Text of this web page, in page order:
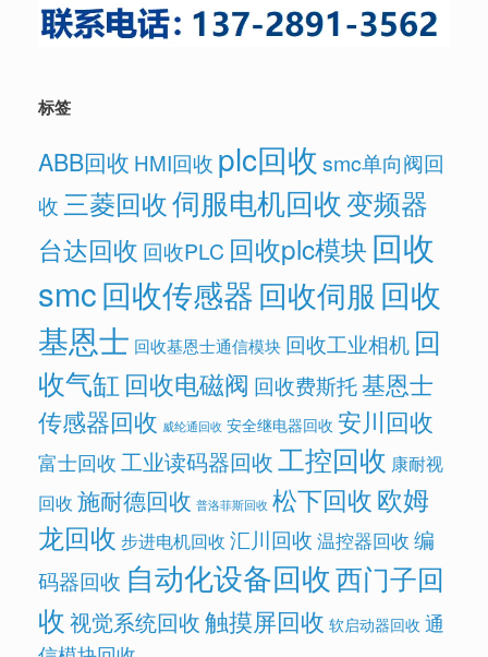
标签
ABB回收 HMI回收 plc回收 smc单向阀回
收三菱回收伺服电机回收变频器
台达回收 回收PLC 回收plc模块 回收
smc回收传感器回收伺服 回收
基恩士 回收基恩士通信模块 回收工业相机 回
收气缸 回收电磁阀 回收费斯托基恩士
传感器回收 威纶通回收 安全继电器回收 安川回收
富士回收工业读码器回收工控回收 康耐视
回收 施耐德回收 普洛菲斯回收 松下回收欧姆
龙回收 步进电机回收 汇川回收 温控器回收 编
码器回收 自动化设备回收西门子回
收视觉系统回收触摸屏回收 软启动器回收 通